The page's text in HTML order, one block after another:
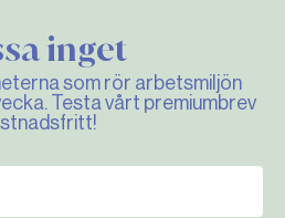
inget
som rör arbetsmiljön
Testa vårt premiumbrev